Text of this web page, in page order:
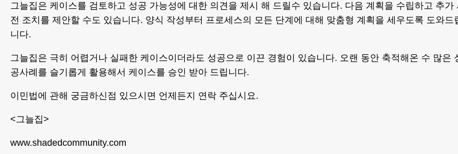
그늘집은 케이스를 검토하고 성공 가능성에 대한 의견을 제시 해 드릴수 있습니다. 다음 계획을 수립하고 추가
전 조치를 제안할 수도 있습니다. 양식 작성부터 프로세스의 모든 단계에 대해 맞춤형 계획을 세우도록 도와드
니다.
그늘집은 극히 어렵거나 실패한 케이스이더라도 성공으로 이끈 경험이 있습니다. 오랜 동안 축적해온 수 많은
공사례를 슬기롭게 활용해서 케이스를 승인 받아 드립니다.
이민법에 관해 궁금하신점 있으시면 언제든지 연락 주십시요.
<그늘집>
www.shadedcommunity.com